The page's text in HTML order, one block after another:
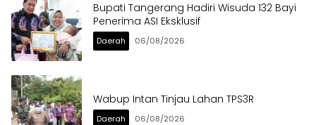
Bupati Tangerang Hadiri Wisuda 132 Bayi
Penerima ASI Eksklusif
Daerah 06/08/2026
Wabup Intan Tinjau Lahan TPS3R
Daerah 06/08/2026